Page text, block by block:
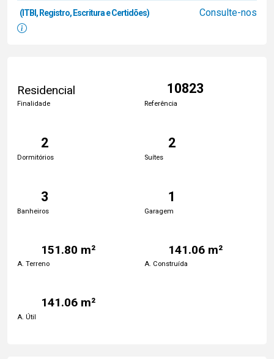
(ITBI, Registro, Escritura e Certidões) Consulte-nos
Residencial
Finalidade
10823
Referência
2
Dormitórios
2
Suítes
3
Banheiros
1
Garagem
151.80 m²
A. Terreno
141.06 m²
A. Construída
141.06 m²
A. Útil